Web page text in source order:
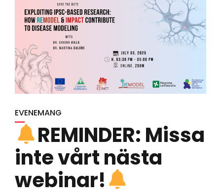
EVENEMANG
REMINDER: Missa
inte vårt nästa
webinar!